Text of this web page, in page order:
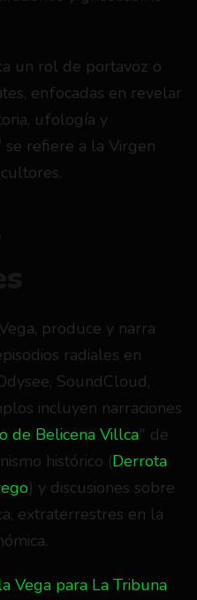
un rol de portavoz o
enfocadas en revelar
ufología y
se refiere a la Virgen
produce y narra
radiales en
SoundCloud,
incluyen narraciones
de Belicena Villca
histórico (Derrota
) y discusiones sobre
extraterrestres en la
Vega para La Tribuna